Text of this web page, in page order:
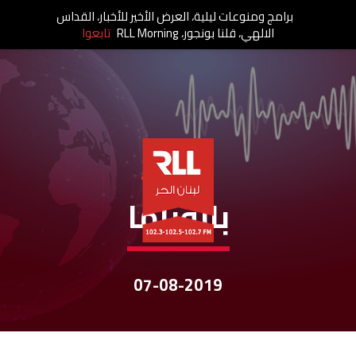
نشرات الأخبار
بانوراما
07-08-2019
برامج ومنوعات ليلية، العرض الأخير للأخبار، القداس
الالهي، قلنا بونجور، RLL Morning تابعوا